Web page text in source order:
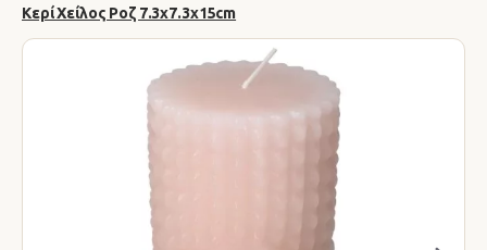
Κερί Χείλος Ροζ 7.3x7.3x15cm